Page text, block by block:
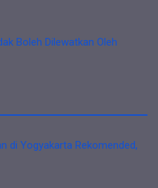
Boleh Dilewatkan Oleh
di Yogyakarta Rekomended,